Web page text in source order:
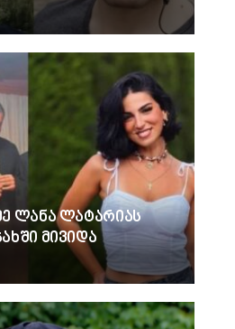
ლანა ლატარიას
მივიდა